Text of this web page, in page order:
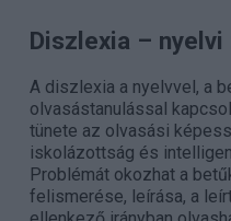
Diszlexia – nyelvi
A diszlexia a nyelvvel, a
olvasástanulással
tünete az olvasási
iskolázottság és
Problémát okozhat a
felismerése, leírása, a